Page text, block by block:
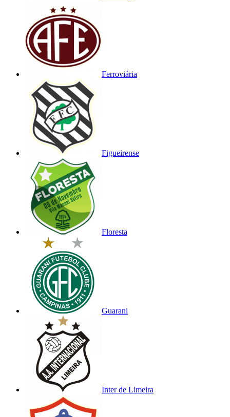
Ferroviária
Figueirense
Floresta
Guarani
Inter de Limeira